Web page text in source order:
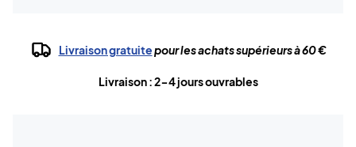
Livraison gratuitepour les achats supérieurs à 60 €
Livraison : 2-4 jours ouvrables